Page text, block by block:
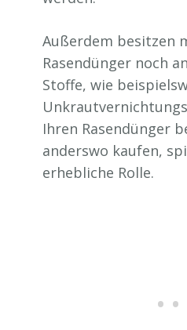
Außerdem besitzen
Rasendünger noch
Stoffe, wie
Ihren Rasendünger
anderswo kaufen,
erhebliche Rolle.